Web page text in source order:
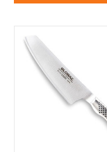
Carrousel van